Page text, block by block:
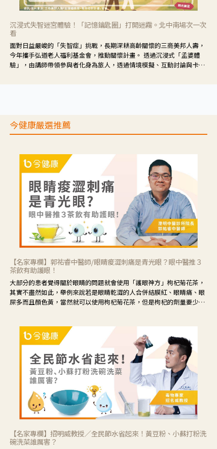
沉浸式失智迷宮體驗！「記憶鑰匙圈」打開迷霧。北中南場次一次
看
面對日益嚴峻的「失智症」挑戰，長期深耕高齡關懷的三商美邦人壽，
今年攜手弘道老人福利基金會，推動關懷計畫。 透過沉浸式「孟婆體
驗」，由講師帶領參與者化身為旅人，透過情境模擬、互動討論與卡牌
今健康嚴選推薦
【名家專欄】郭祐睿中醫師/眼睛痠澀刺痛是青光眼？眼中醫推３
茶飲有助護眼！
大部分的患者覺得關於眼睛的問題就會使用「護眼神方」枸杞菊花茶，
其實不盡然如此，舉例來說若是眼睛乾澀的人合併結膜紅、眼睛痛、眼
屎多而且顏色黃，當然就可以使用枸杞菊花茶，但是枸杞的劑量要少，
候就要使用菊花、金銀花來治療；假如單純的眼睛乾澀，結膜沒有紅，
眼睛周圍沒有眼屎，這種情況是屬於「陰虛」，就可以使用枸杞、蓮
藕、麥門冬、山藥等比較滋潤的藥材，效果就更顯著。
【名家專欄】招明威教授／全民節水省起來！黃豆粉、小蘇打粉洗
碗洗菜誰厲害？